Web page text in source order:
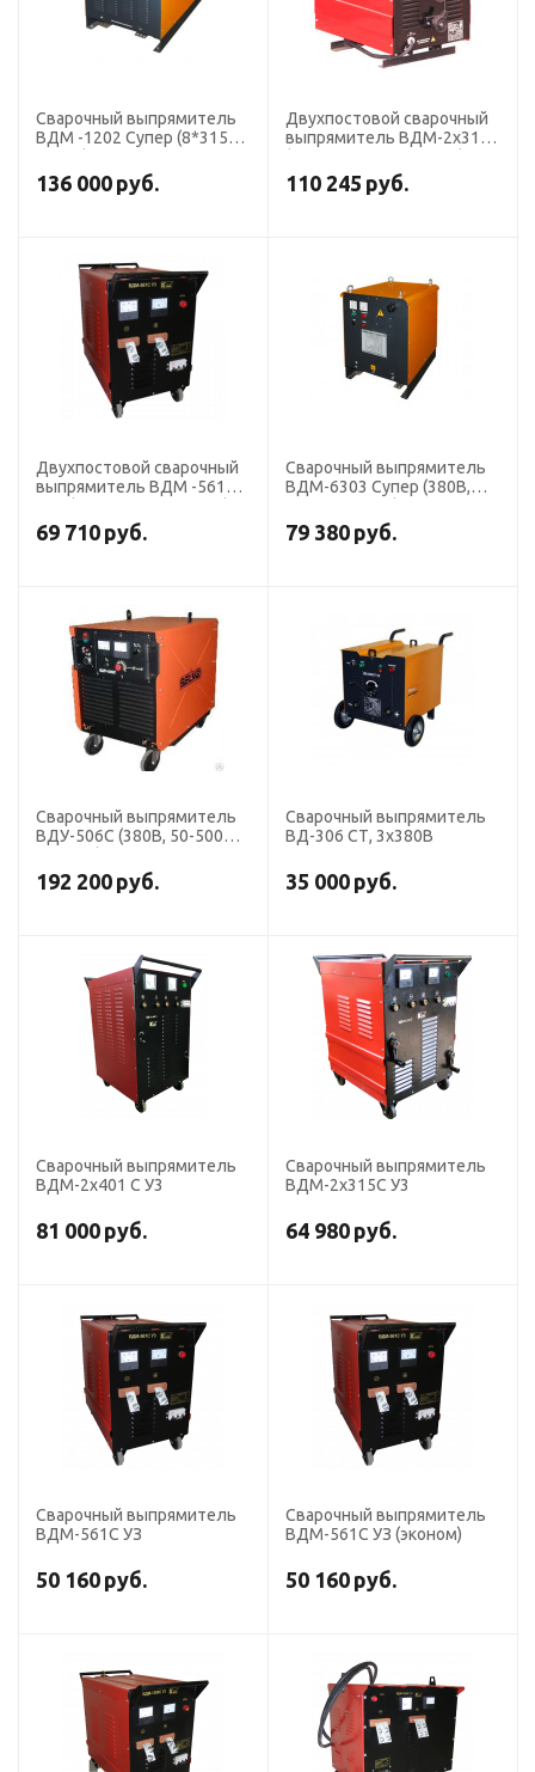
Сварочный выпрямитель
ВДМ -1202 Супер (8*315А,
136 000 руб.
Двухпостовой сварочный
выпрямитель ВДМ-2х313
110 245 руб.
Двухпостовой сварочный
выпрямитель ВДМ -561
69 710 руб.
Сварочный выпрямитель
ВДМ-6303 Супер (380В,
79 380 руб.
Сварочный выпрямитель
ВДУ-506С (380В, 50-500А,
192 200 руб.
Сварочный выпрямитель
ВД-306 СТ, 3х380В
35 000 руб.
Сварочный выпрямитель
ВДМ-2х401 C У3
81 000 руб.
Сварочный выпрямитель
ВДМ-2х315С У3
64 980 руб.
Сварочный выпрямитель
ВДМ-561С УЗ
50 160 руб.
Сварочный выпрямитель
ВДМ-561С УЗ (эконом)
50 160 руб.